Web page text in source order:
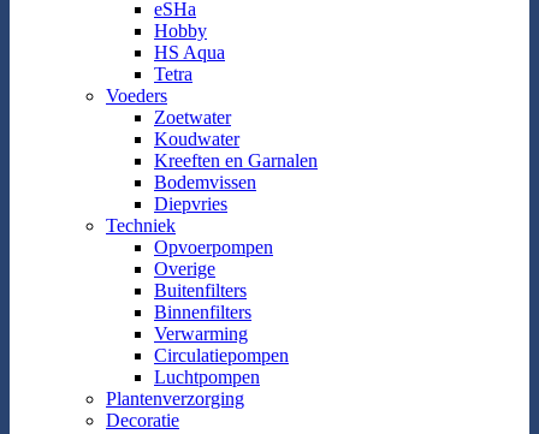
eSHa
Hobby
HS Aqua
Tetra
Voeders
Zoetwater
Koudwater
Kreeften en Garnalen
Bodemvissen
Diepvries
Techniek
Opvoerpompen
Overige
Buitenfilters
Binnenfilters
Verwarming
Circulatiepompen
Luchtpompen
Plantenverzorging
Decoratie